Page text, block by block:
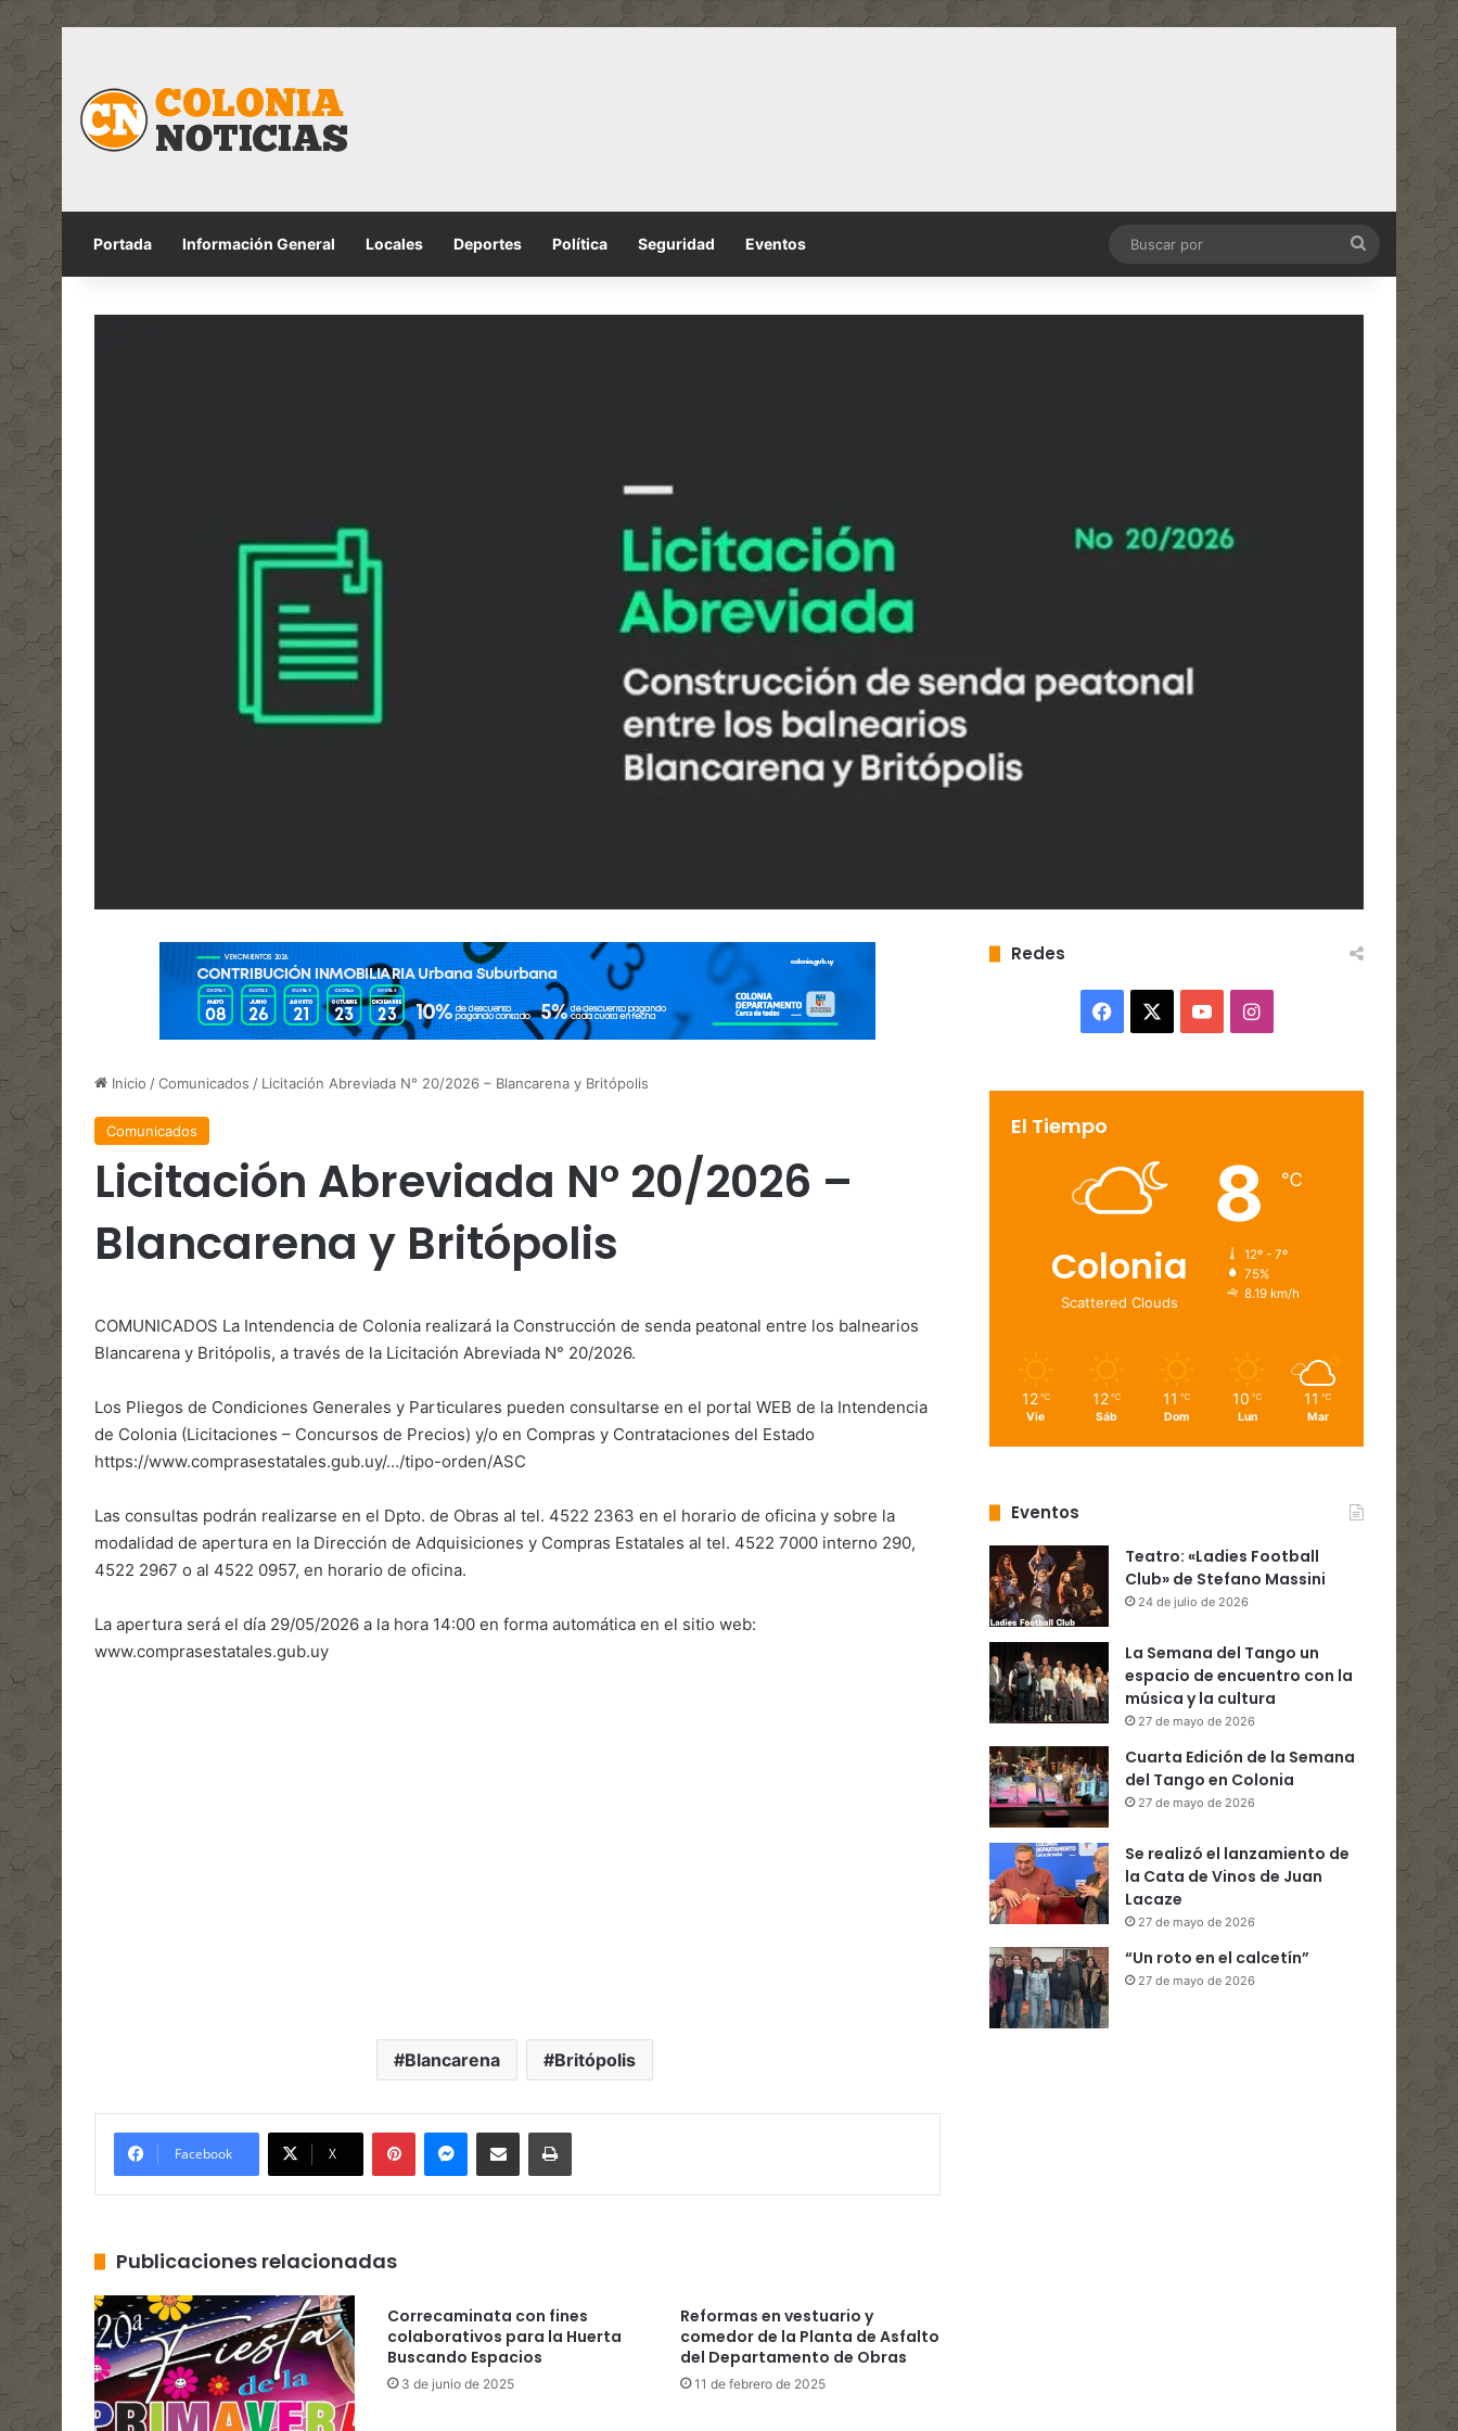
Portada Información General Locales Deportes Política Seguridad Eventos
por
Inicio /Comunicados / Licitación Abreviada N° 20/2026 – Blancarena y Britópolis
Comunicados
Licitación Abreviada N° 20/2026 –
Blancarena y Britópolis
COMUNICADOS La Intendencia de Colonia realizará la Construcción de senda peatonal entre los balnearios
Blancarena y Britópolis, a través de la Licitación Abreviada N° 20/2026.
Los Pliegos de Condiciones Generales y Particulares pueden consultarse en el portal WEB de la Intendencia
de Colonia (Licitaciones – Concursos de Precios) y/o en Compras y Contrataciones del Estado
https://www.comprasestatales.gub.uy/…/tipo-orden/ASC
Las consultas podrán realizarse en el Dpto. de Obras al tel. 4522 2363 en el horario de oficina y sobre la
modalidad de apertura en la Dirección de Adquisiciones y Compras Estatales al tel. 4522 7000 interno 290,
4522 2967 o al 4522 0957, en horario de oficina.
La apertura será el día 29/05/2026 a la hora 14:00 en forma automática en el sitio web:
www.comprasestatales.gub.uy
Blancarena Britópolis
Facebook X
PinterestMessengerCompartir por correo electrónicoImprimir
Publicaciones relacionadas
Correcaminata con fines
colaborativos para la Huerta
Buscando Espacios
3 de junio de 2025
Reformas en vestuario y
comedor de la Planta de Asfalto
del Departamento de Obras
11 de febrero de 2025
Redes
Facebook YouTubeInstagram
El Tiempo
Colonia
Scattered Clouds
8 ℃
12º - 7º
75%
8.19 km/h
12 ℃
Vie
12 ℃
Sáb
11 ℃
Dom
10 ℃
Lun
11 ℃
Mar
Eventos
Teatro: «Ladies Football
Club» de Stefano Massini
24 de julio de 2026
La Semana del Tango un
espacio de encuentro con la
música y la cultura
27 de mayo de 2026
Cuarta Edición de la Semana
del Tango en Colonia
27 de mayo de 2026
Se realizó el lanzamiento de
la Cata de Vinos de Juan
Lacaze
27 de mayo de 2026
“Un roto en el calcetín”
27 de mayo de 2026